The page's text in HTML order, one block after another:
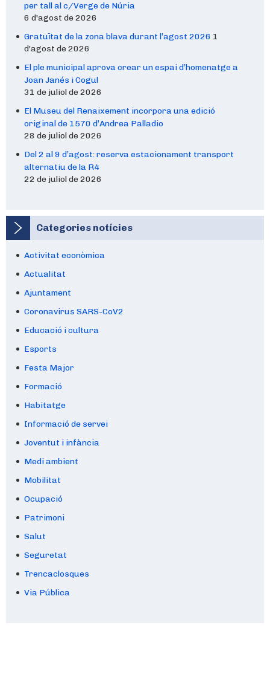
per tall al c/Verge de Núria
6 d'agost de 2026
Gratuïtat de la zona blava durant l’agost 2026 1
d'agost de 2026
El ple municipal aprova crear un espai d’homenatge a
Joan Janés i Cogul
31 de juliol de 2026
El Museu del Renaixement incorpora una edició
original de 1570 d’Andrea Palladio
28 de juliol de 2026
Del 2 al 9 d’agost: reserva estacionament transport
alternatiu de la R4
22 de juliol de 2026
Categories notícies
Activitat econòmica
Actualitat
Ajuntament
Coronavirus SARS-CoV2
Educació i cultura
Esports
Festa Major
Formació
Habitatge
Informació de servei
Joventut i infància
Medi ambient
Mobilitat
Ocupació
Patrimoni
Salut
Seguretat
Trencaclosques
Via Pública